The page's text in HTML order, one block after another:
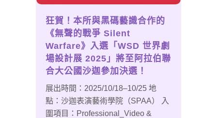
狂賀！本所與黑碼藝識合作的
《無聲的戰爭 Silent
Warfare》入選「WSD 世界劇
場設計展 2025」將至阿拉伯聯
合大公國沙迦參加決選！
展出時間：2025/10/18–10/25 地
點：沙迦表演藝術學院（SPAA） 入
圍項目：Professional_Video &